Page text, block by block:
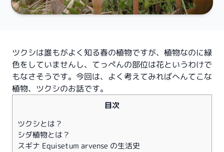
ツクシは誰もがよく知る春の植物ですが、植物なのに緑
色をしていませんし、てっぺんの部位は花というわけで
もなさそうです。今回は、よく考えてみればへんてこな
植物、ツクシのお話です。
目次
ツクシとは？
シダ植物とは？
スギナ Equisetum arvense の生活史